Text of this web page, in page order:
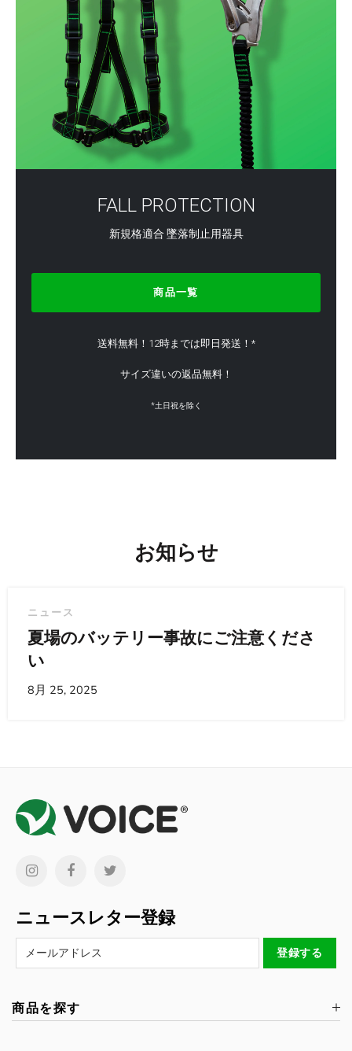
FALL PROTECTION
新規格適合 墜落制止用器具
商品一覧
送料無料！12時までは即日発送！*
サイズ違いの返品無料！
*土日祝を除く
お知らせ
ニュース
夏場のバッテリー事故にご注意くださ
い
8月 25, 2025
ニュースレター登録
商品を探す